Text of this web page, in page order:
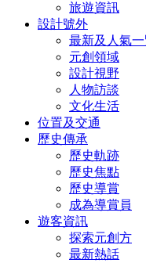
旅遊資訊
設計號外
最新及人氣一
元創領域
設計視野
人物訪談
文化生活
位置及交通
歷史傳承
歷史軌跡
歷史焦點
歷史導賞
成為導賞員
遊客資訊
探索元創方
最新熱話